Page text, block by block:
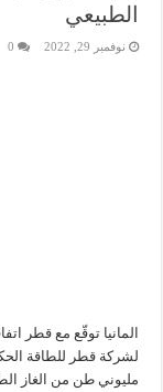
الطبيعي
نوفمبر 29, 2022 0
المانيا توقّع مع قطر
لشركة قطر للطاقة
مليوني طن من الغاز